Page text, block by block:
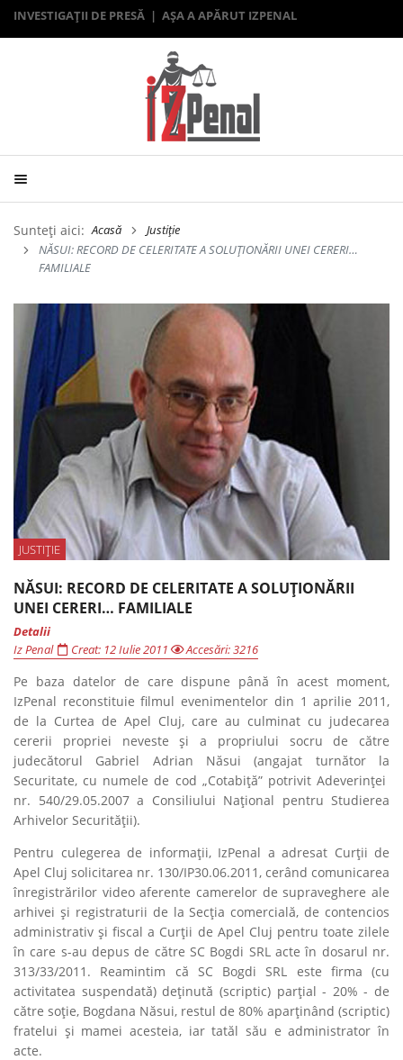
INVESTIGAȚII DE PRESĂ | AȘA A APĂRUT IZPENAL
Sunteți aici:Acasă
Justiție
NĂSUI: RECORD DE CELERITATE A SOLUŢIONĂRII UNEI CERERI…
FAMILIALE
JUSTIȚIE
NĂSUI: RECORD DE CELERITATE A SOLUŢIONĂRII
UNEI CERERI… FAMILIALE
Detalii
Iz Penal
Creat: 12 Iulie 2011 Accesări: 3216
Pe baza datelor de care dispune până în acest moment,
IzPenal reconstituie filmul evenimentelor din 1 aprilie 2011,
de la Curtea de Apel Cluj, care au culminat cu judecarea
cererii propriei neveste şi a propriului socru de către
judecătorul Gabriel Adrian Năsui (angajat turnător la
Securitate, cu numele de cod „Cotabiţă” potrivit Adeverinţei
nr. 540/29.05.2007 a Consiliului Naţional pentru Studierea
Arhivelor Securităţii).
Pentru culegerea de informaţii, IzPenal a adresat Curţii de
Apel Cluj solicitarea nr. 130/IP30.06.2011, cerând comunicarea
înregistrărilor video aferente camerelor de supraveghere ale
arhivei şi registraturii de la Secţia comercială, de contencios
administrativ şi fiscal a Curţii de Apel Cluj pentru toate zilele
în care s-au depus de către SC Bogdi SRL acte în dosarul nr.
313/33/2011. Reamintim că SC Bogdi SRL este firma (cu
activitatea suspendată) deţinută (scriptic) parţial - 20% - de
către soţie, Bogdana Năsui, restul de 80% aparţinând (scriptic)
fratelui şi mamei acesteia, iar tatăl său e administrator în
acte.